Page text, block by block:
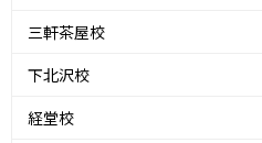
三軒茶屋校
下北沢校
経堂校